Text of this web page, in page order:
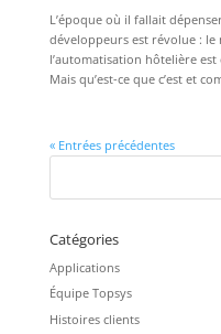
L’époque où il fallait
développeurs est révolue : le
l’automatisation hôtelière
Mais qu’est-ce que c’est et
« Entrées précédentes
Catégories
Applications
Équipe Topsys
Histoires clients